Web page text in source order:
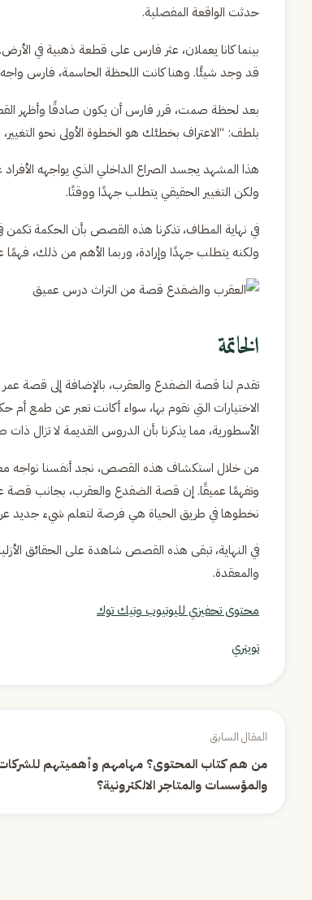
حدثت الواقعة المفصلية.
بينما كانا يعملان، عثر فارس على قطعة ذهبية في
قد وجد شيئًا. وهنا كانت اللحظة الحاسمة، فارس واجه
بعد لحظة صمت، قرر فارس أن يكون صادقًا وأظهر
بلطف: “الاعتراف بخطئك هو الخطوة الأولى نحو التغيير،
هذا المشهد يجسد الصراع الداخلي الذي يواجهه الأفراد
ولكن التغيير الحقيقي يتطلب جهدًا ووقتًا.
في نهاية المطاف، تذكرنا هذه القصص بأن الحكمة تكمن
ولكنه يتطلب جهدًا وإرادة، وربما الأهم من ذلك، فهمًا
الخاتمة
تقدم لنا قصة الضفدع والعقرب، بالإضافة إلى قصة
الاختيارات التي نقوم بها، سواء أكانت تعبر عن طمع
الأسطورية، مما يذكرنا بأن الدروس القديمة لا تزال
من خلال استكشاف هذه القصص، نجد أنفسنا نواجه
وتفهمًا عميقًا. إن قصة الضفدع والعقرب، بجانب قصة
نخطوها في طريق الحياة هي فرصة لتعلم شيء جديد
في النهاية، تبقى هذه القصص شاهدة على الحقائق
والمعقدة.
محتوى تحفيزي لليوتيوب وتيك توك
تويتري
المقال السابق
من هم كتاب المحتوى؟ مهامهم وأهميتهم
والمؤسسات والمتاجر الالكترونية؟